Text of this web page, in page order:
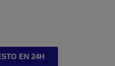
EN 24H